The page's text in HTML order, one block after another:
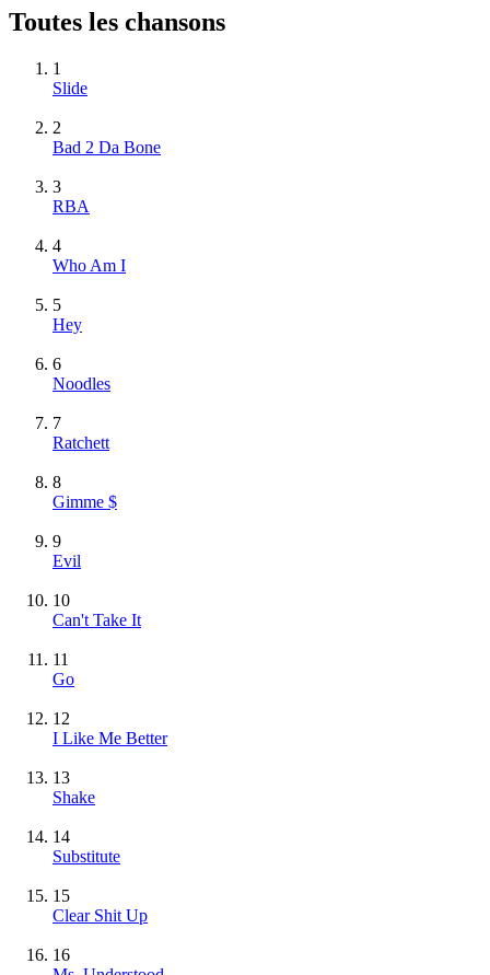
Toutes les chansons
1
Slide
2
Bad 2 Da Bone
3
RBA
4
Who Am I
5
Hey
6
Noodles
7
Ratchett
8
Gimme $
9
Evil
10
Can't Take It
11
Go
12
I Like Me Better
13
Shake
14
Substitute
15
Clear Shit Up
16